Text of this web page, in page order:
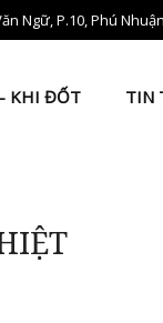
Ngữ, P.10, Phú
KHI ĐỐT TIN